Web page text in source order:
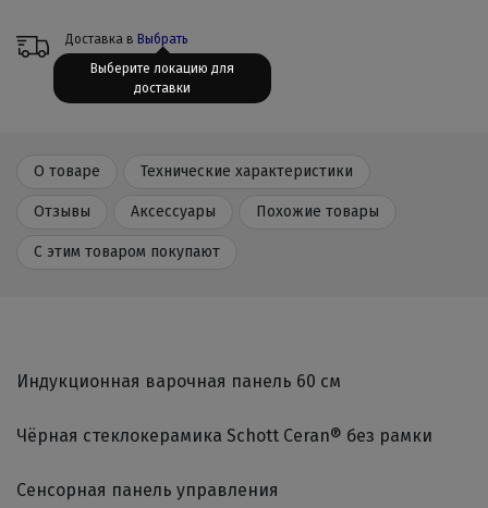
Доставка в Выбрать
О товаре Технические характеристики
Отзывы Аксессуары Похожие товары
С этим товаром покупают
Индукционная варочная панель 60 см
Чёрная стеклокерамика Schott Ceran® без рамки
Сенсорная панель управления
Выберите локацию для
доставки